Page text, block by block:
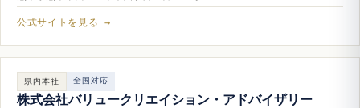
公式サイトを見る →
県内本社 全国対応
株式会社バリュークリエイション・アドバイザリー